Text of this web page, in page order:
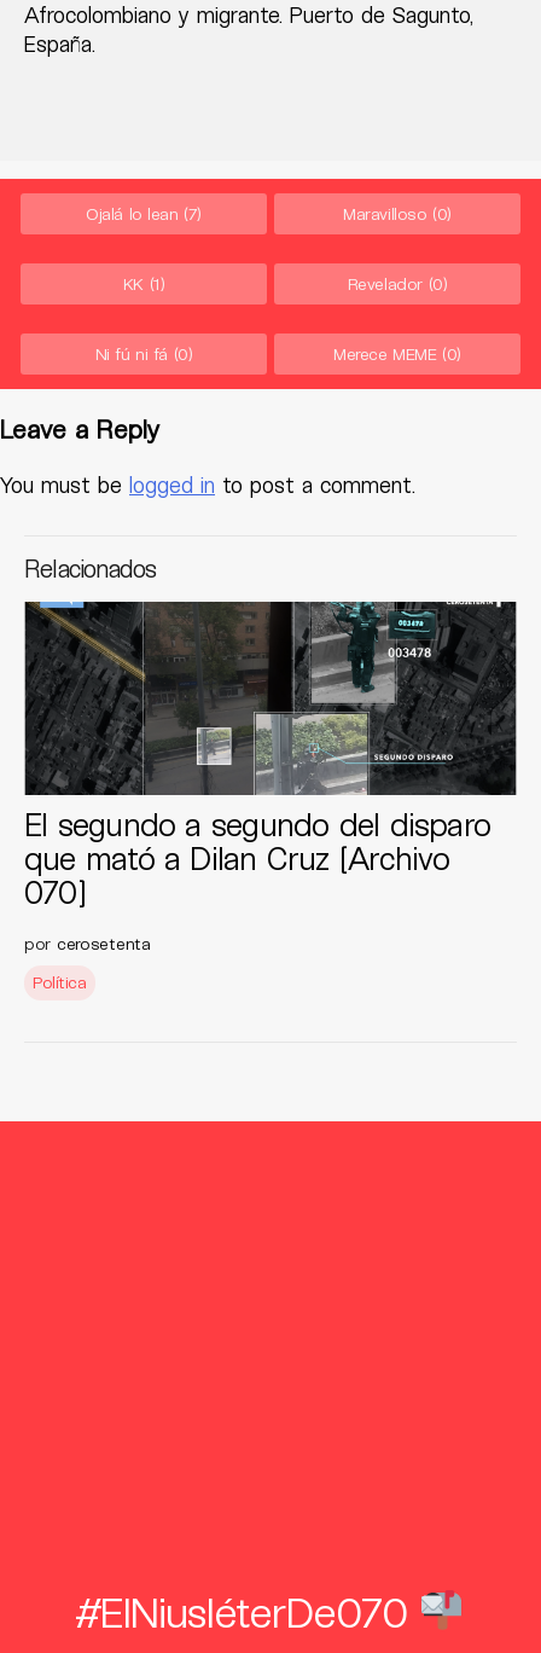
Afrocolombiano y migrante. Puerto de Sagunto,
España.
Ojalá lo lean (7) Maravilloso (0)
KK (1) Revelador (0)
Ni fú ni fá (0) Merece MEME (0)
Leave a Reply
You must be logged in to post a comment.
Relacionados
El segundo a segundo del disparo
que mató a Dilan Cruz [Archivo
070]
por cerosetenta
Política
#ElNiusléterDe070